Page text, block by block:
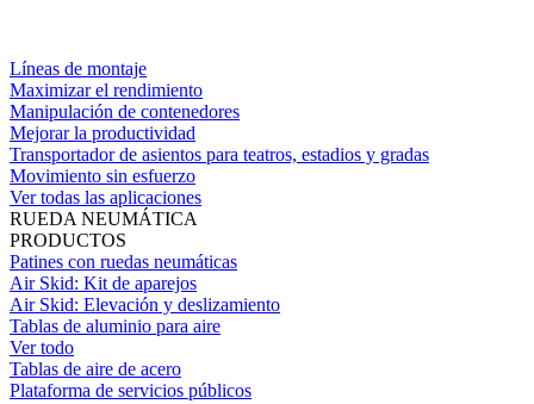
Líneas de montaje
Maximizar el rendimiento
Manipulación de contenedores
Mejorar la productividad
Transportador de asientos para teatros, estadios y gradas
Movimiento sin esfuerzo
Ver todas las aplicaciones
RUEDA NEUMÁTICA
PRODUCTOS
Patines con ruedas neumáticas
Air Skid: Kit de aparejos
Air Skid: Elevación y deslizamiento
Tablas de aluminio para aire
Ver todo
Tablas de aire de acero
Plataforma de servicios públicos